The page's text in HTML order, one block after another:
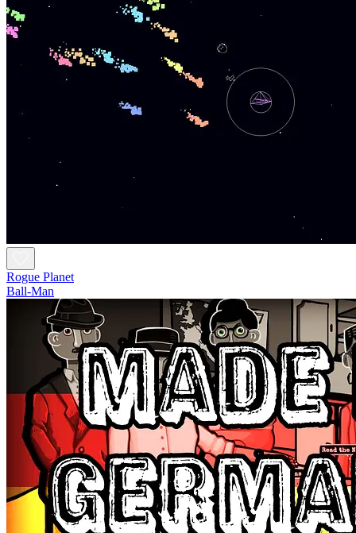
Rogue Planet
Ball-Man